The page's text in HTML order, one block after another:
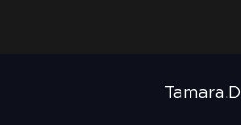
Tamara.D